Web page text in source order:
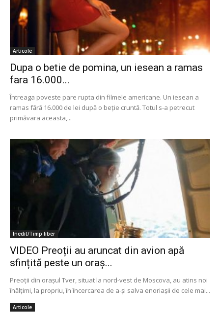
Articole
Dupa o betie de pomina, un iesean a ramas
fara 16.000...
Întreaga poveste pare rupta din filmele americane. Un iesean a
ramas fără 16.000 de lei după o beție cruntă. Totul s-a petrecut
primăvara aceasta,...
Inedit/Timp liber
VIDEO Preoții au aruncat din avion apă
sfințită peste un oraș...
Preoții din orașul Tver, situat la nord-vest de Moscova, au atins noi
înălțimi, la propriu, în încercarea de a-și salva enoriașii de cele mai...
Articole